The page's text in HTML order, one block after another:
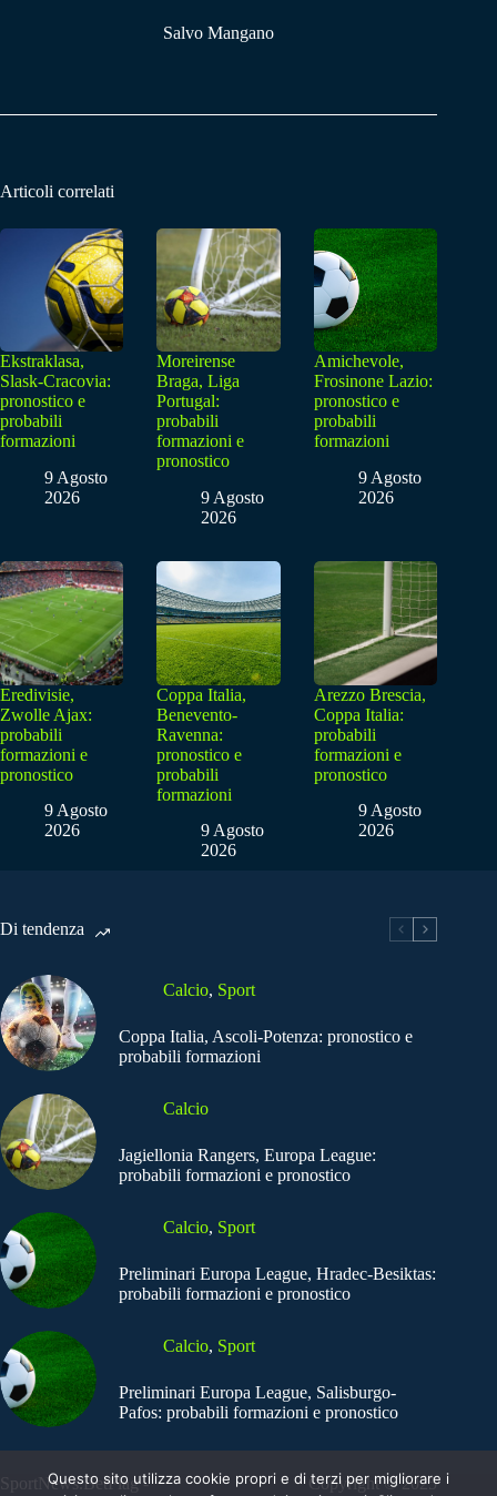
Salvo Mangano
Articoli correlati
Ekstraklasa,
Slask-Cracovia:
pronostico e
probabili
formazioni
9 Agosto
2026
Moreirense
Braga, Liga
Portugal:
probabili
formazioni e
pronostico
9 Agosto
2026
Amichevole,
Frosinone Lazio:
pronostico e
probabili
formazioni
9 Agosto
2026
Eredivisie,
Zwolle Ajax:
probabili
formazioni e
pronostico
9 Agosto
2026
Coppa Italia,
Benevento-
Ravenna:
pronostico e
probabili
formazioni
9 Agosto
2026
Arezzo Brescia,
Coppa Italia:
probabili
formazioni e
pronostico
9 Agosto
2026
Di tendenza
Calcio, Sport
Coppa Italia, Ascoli-Potenza: pronostico e
probabili formazioni
Calcio
Jagiellonia Rangers, Europa League:
probabili formazioni e pronostico
Calcio, Sport
Preliminari Europa League, Hradec-Besiktas:
probabili formazioni e pronostico
Calcio, Sport
Preliminari Europa League, Salisburgo-
Pafos: probabili formazioni e pronostico
SportNews.BetFlag -
Copyright © 2025
Questo sito utilizza cookie propri e di terzi per migliorare i